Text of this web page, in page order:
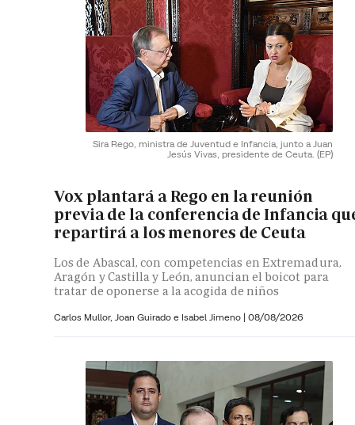
Sira Rego, ministra de Juventud e Infancia, junto a Juan
Jesús Vivas, presidente de Ceuta. (EP)
Vox plantará a Rego en la reunión
previa de la conferencia de Infancia
repartirá a los menores de Ceuta
Los de Abascal, con competencias en Extremadura,
Aragón y Castilla y León, anuncian el boicot para
tratar de oponerse a la acogida de niños
Carlos Mullor, Joan Guirado e Isabel Jimeno | 08/08/2026